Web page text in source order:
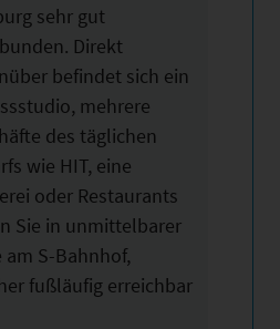
sehr gut
Direkt
befindet sich ein
mehrere
des täglichen
wie HIT, eine
oder Restaurants
Sie in unmittelbarer
am S-Bahnhof,
fußläufig erreichbar